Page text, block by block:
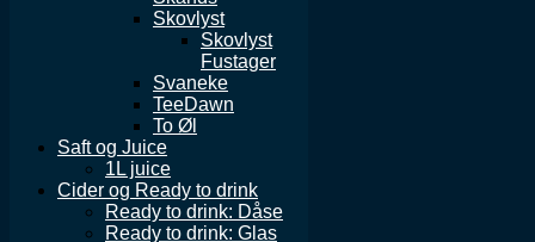
Skovlyst
Skovlyst
Fustager
Svaneke
TeeDawn
To Øl
Saft og Juice
1L juice
Cider og Ready to drink
Ready to drink: Dåse
Ready to drink: Glas